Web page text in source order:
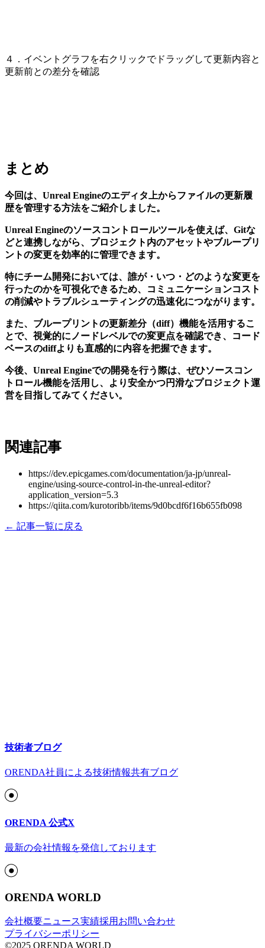
４．イベントグラフを右クリックでドラッグして更新内容と
更新前との差分を確認
まとめ
今回は、Unreal Engineのエディタ上からファイルの更新履
歴を管理する方法をご紹介しました。
Unreal Engineのソースコントロールツールを使えば、Gitな
どと連携しながら、プロジェクト内のアセットやブループリ
ントの変更を効率的に管理できます。
特にチーム開発においては、誰が・いつ・どのような変更を
行ったのかを可視化できるため、コミュニケーションコスト
の削減やトラブルシューティングの迅速化につながります。
また、ブループリントの更新差分（diff）機能を活用するこ
とで、視覚的にノードレベルでの変更点を確認でき、コード
ベースのdiffよりも直感的に内容を把握できます。
今後、Unreal Engineでの開発を行う際は、ぜひソースコン
トロール機能を活用し、より安全かつ円滑なプロジェクト運
営を目指してみてください。
関連記事
https://dev.epicgames.com/documentation/ja-jp/unreal-
engine/using-source-control-in-the-unreal-editor?
application_version=5.3
https://qiita.com/kurotoribb/items/9d0bcdf6f16b655fb098
← 記事一覧に戻る
技術者ブログ
ORENDA社員による技術情報共有ブログ
ORENDA 公式X
最新の会社情報を発信しております
ORENDA WORLD
会社概要ニュース実績採用 お問い合わせ
プライバシーポリシー
©2025 ORENDA WORLD